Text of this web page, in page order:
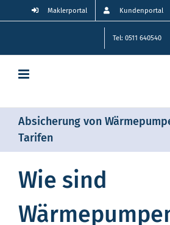
Inhalt
Maklerportal Kundenportal
Tel: 0511 640540
Absicherung von
Tarifen
Wie sind